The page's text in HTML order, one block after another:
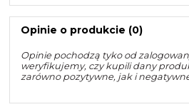
Opinie o produkcie (0)
Opinie pochodzą tyko od
weryfikujemy, czy kupili dany
zarówno pozytywne, jak i